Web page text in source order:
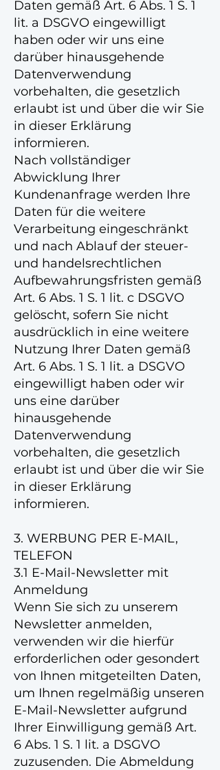
Daten gemäß Art. 6 Abs. 1 S. 1
lit. a DSGVO eingewilligt
haben oder wir uns eine
darüber hinausgehende
Datenverwendung
vorbehalten, die gesetzlich
erlaubt ist und über die wir Sie
in dieser Erklärung
informieren.
Nach vollständiger
Abwicklung Ihrer
Kundenanfrage werden Ihre
Daten für die weitere
Verarbeitung eingeschränkt
und nach Ablauf der steuer-
und handelsrechtlichen
Aufbewahrungsfristen gemäß
Art. 6 Abs. 1 S. 1 lit. c DSGVO
gelöscht, sofern Sie nicht
ausdrücklich in eine weitere
Nutzung Ihrer Daten gemäß
Art. 6 Abs. 1 S. 1 lit. a DSGVO
eingewilligt haben oder wir
uns eine darüber
hinausgehende
Datenverwendung
vorbehalten, die gesetzlich
erlaubt ist und über die wir Sie
in dieser Erklärung
informieren.
3. WERBUNG PER E-MAIL,
TELEFON
3.1 E-Mail-Newsletter mit
Anmeldung
Wenn Sie sich zu unserem
Newsletter anmelden,
verwenden wir die hierfür
erforderlichen oder gesondert
von Ihnen mitgeteilten Daten,
um Ihnen regelmäßig unseren
E-Mail-Newsletter aufgrund
Ihrer Einwilligung gemäß Art.
6 Abs. 1 S. 1 lit. a DSGVO
zuzusenden. Die Abmeldung